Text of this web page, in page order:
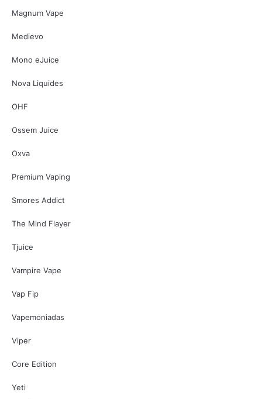
Magnum Vape
Medievo
Mono eJuice
Nova Liquides
OHF
Ossem Juice
Oxva
Premium Vaping
Smores Addict
The Mind Flayer
Tjuice
Vampire Vape
Vap Fip
Vapemoniadas
Viper
Core Edition
Yeti